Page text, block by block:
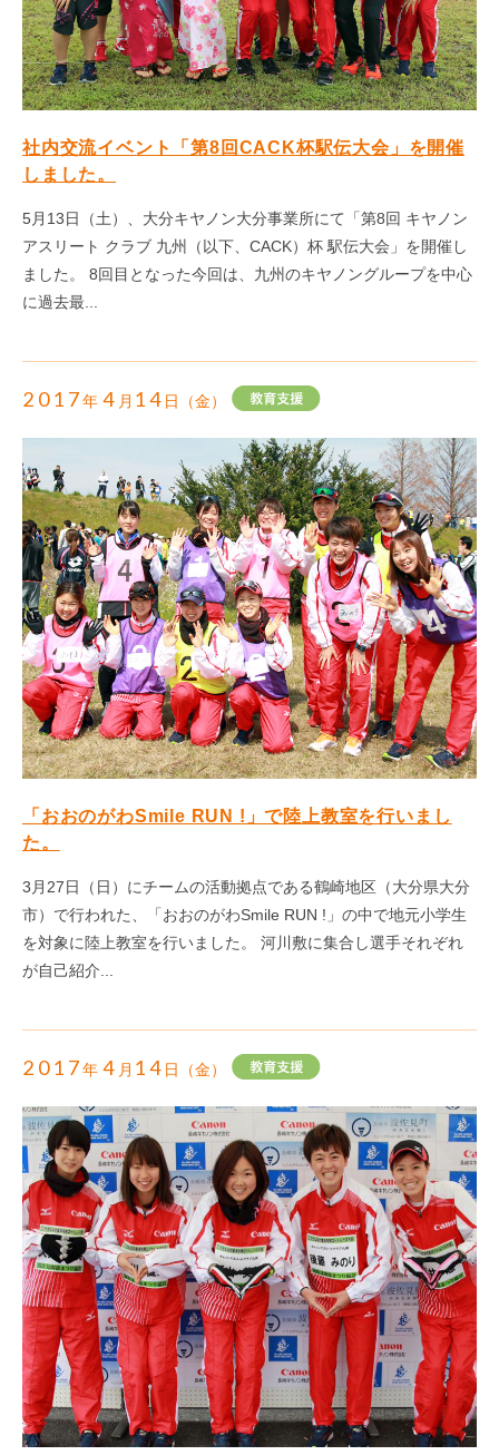
社内交流イベント「第8回CACK杯駅伝大会」を開催
しました。
5月13日（土）、大分キヤノン大分事業所にて「第8回 キヤノン
アスリート クラブ 九州（以下、CACK）杯 駅伝大会」を開催し
ました。 8回目となった今回は、九州のキヤノングループを中心
に過去最...
2017年4 月 14 日（金）
「おおのがわSmile RUN !」で陸上教室を行いまし
た。
3月27日（日）にチームの活動拠点である鶴崎地区（大分県大分
市）で行われた、「おおのがわSmile RUN !」の中で地元小学生
を対象に陸上教室を行いました。 河川敷に集合し選手それぞれ
が自己紹介...
2017年4 月 14 日（金）